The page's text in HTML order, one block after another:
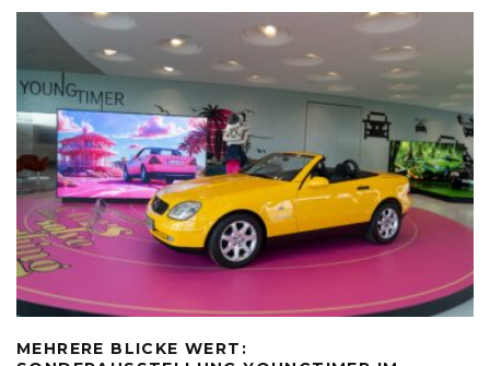
MEHRERE BLICKE WERT: